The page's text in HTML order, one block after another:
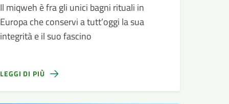
Il miqweh è fra gli unici bagni rituali in
Europa che conservi a tutt’oggi la sua
integrità e il suo fascino
LEGGI DI PIÙ